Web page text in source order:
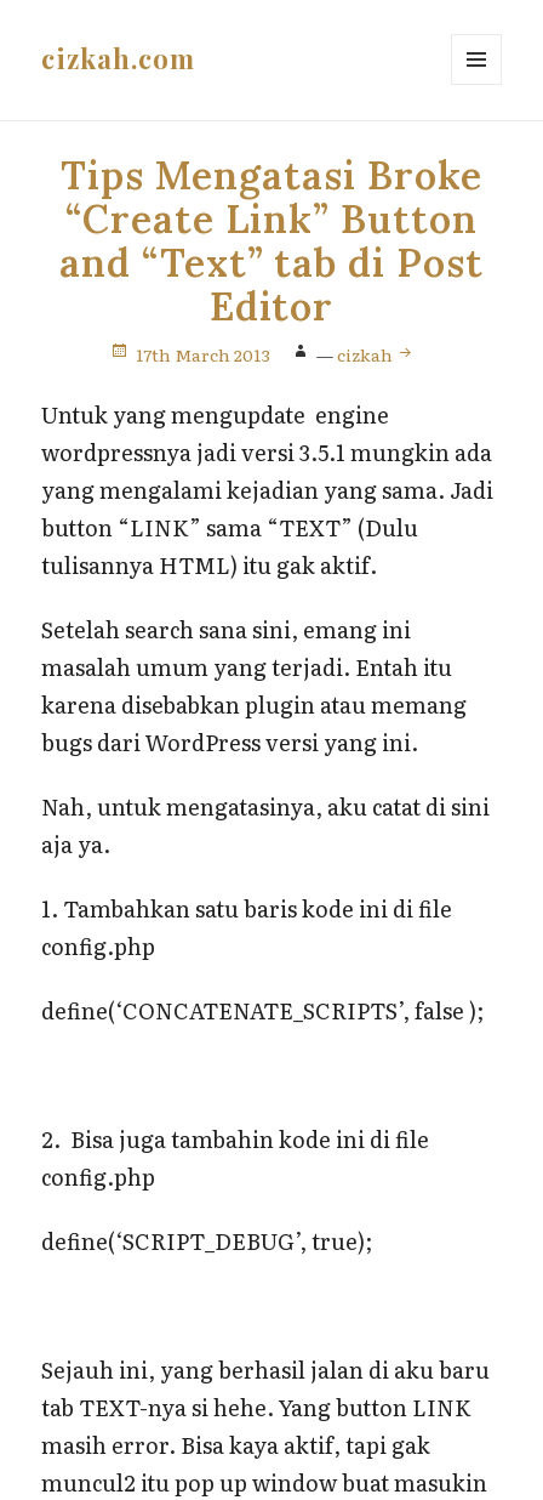
cizkah.com
Tips Mengatasi Broke
“Create Link” Button
and “Text” tab di Post
Editor
17th March 2013 —cizkah
Untuk yang mengupdate engine
wordpressnya jadi versi 3.5.1 mungkin ada
yang mengalami kejadian yang sama. Jadi
button “LINK” sama “TEXT” (Dulu
tulisannya HTML) itu gak aktif.
Setelah search sana sini, emang ini
masalah umum yang terjadi. Entah itu
karena disebabkan plugin atau memang
bugs dari WordPress versi yang ini.
Nah, untuk mengatasinya, aku catat di sini
aja ya.
1. Tambahkan satu baris kode ini di file
config.php
define(‘CONCATENATE_SCRIPTS’, false );
2. Bisa juga tambahin kode ini di file
config.php
define(‘SCRIPT_DEBUG’, true);
Sejauh ini, yang berhasil jalan di aku baru
tab TEXT-nya si hehe. Yang button LINK
masih error. Bisa kaya aktif, tapi gak
muncul2 itu pop up window buat masukin